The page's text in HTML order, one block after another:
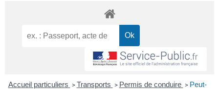
Accueil particuliers > Transports > Permis de conduire > Peut-